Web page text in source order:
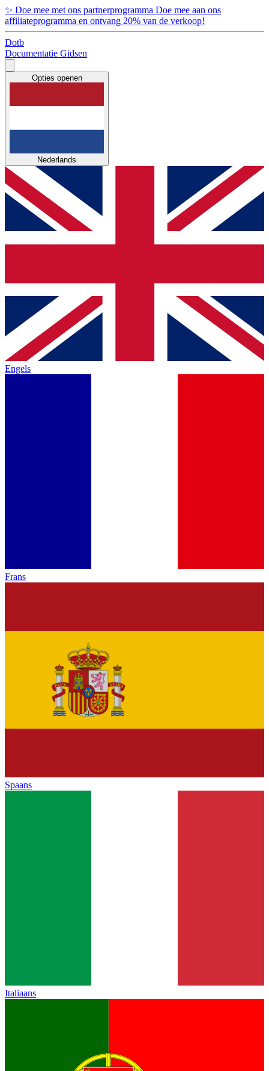
✨ Doe mee met ons partnerprogramma Doe mee aan ons
affiliateprogramma en ontvang 20% van de verkoop!
Dotb
Documentatie Gidsen
Opties openen
Nederlands
Engels
Frans
Spaans
Italiaans